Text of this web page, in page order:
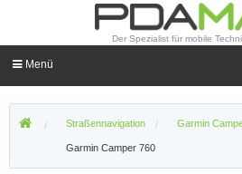
Der Spezialist für mobile
Menü
Straßennavigation Garmin
Garmin Camper 760